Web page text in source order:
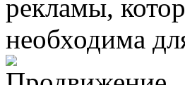
рекламы,
необходима